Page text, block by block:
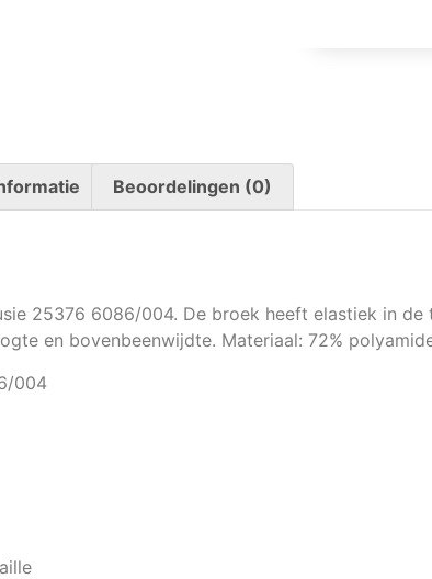
Beoordelingen (0)
25376 6086/004. De broek heeft elastiek in
en bovenbeenwijdte. Materiaal: 72%
004